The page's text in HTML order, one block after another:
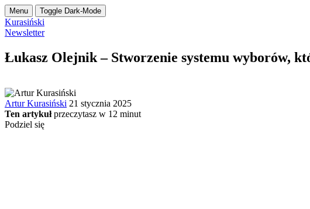
Menu Toggle Dark-Mode
Kurasiński
Newsletter
Łukasz Olejnik – Stworzenie systemu wyborów,
Artur Kurasiński 21 stycznia 2025
Ten artykuł przeczytasz w 12 minut
Podziel się